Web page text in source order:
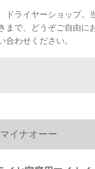
ドライヤーショップ
まで、どうぞご自由
合わせください。
イナオーー